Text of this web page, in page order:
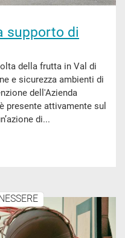
supporto di
della frutta in Val di
e sicurezza ambienti di
dell'Azienda
presente attivamente sul
di...